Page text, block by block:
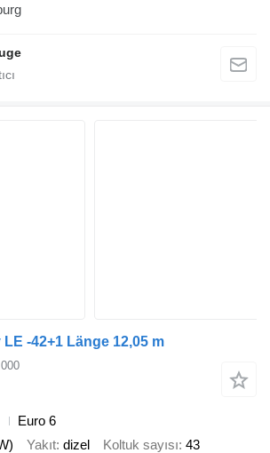
LE -42+1 Länge 12,05 m
Euro 6
Yakıt dizel Koltuk sayısı 43